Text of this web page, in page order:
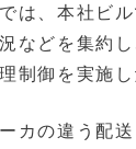
は、本社ビ
などを集約
制御を実施し
カの違う配